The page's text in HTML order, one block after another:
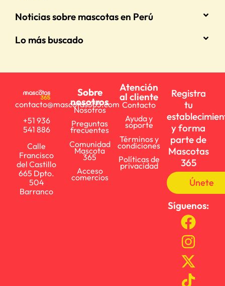
Noticias sobre mascotas en Perú
Lo más buscado
contacto@mascotas365.com
+51 936
541 886
Calle
Francisco
del Castillo
665 Dpto.
504
Barranco
Sobre
nosotros
Nosotros
Preguntas
frecuentes
Comunidad
Mascota
365
Acceso
comercios
Atención
al cliente
Contacto
Ayuda y
soporte
Términos y
condiciones
Políticas de
privacidad
Registra
tu
y forma
parte de
Mascotas
365
Únete
Síguenos: